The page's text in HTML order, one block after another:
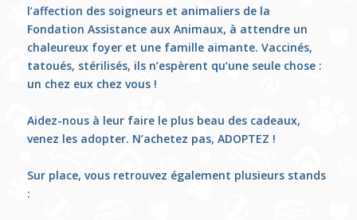
l’affection des soigneurs et animaliers de la
Fondation Assistance aux Animaux, à attendre un
chaleureux foyer et une famille aimante. Vaccinés,
tatoués, stérilisés, ils n’espèrent qu’une seule chose :
un chez eux chez vous !
Aidez-nous à leur faire le plus beau des cadeaux,
venez les adopter. N’achetez pas, ADOPTEZ !
Sur place, vous retrouvez également plusieurs stands
: